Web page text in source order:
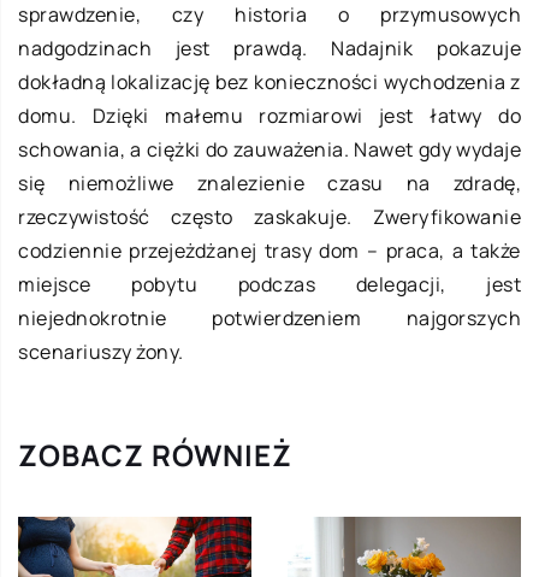
sprawdzenie, czy historia o przymusowych
nadgodzinach jest prawdą. Nadajnik pokazuje
dokładną lokalizację bez konieczności wychodzenia z
domu. Dzięki małemu rozmiarowi jest łatwy do
schowania, a ciężki do zauważenia. Nawet gdy wydaje
się niemożliwe znalezienie czasu na zdradę,
rzeczywistość często zaskakuje. Zweryfikowanie
codziennie przejeżdżanej trasy dom – praca, a także
miejsce pobytu podczas delegacji, jest
niejednokrotnie potwierdzeniem najgorszych
scenariuszy żony.
ZOBACZ RÓWNIEŻ